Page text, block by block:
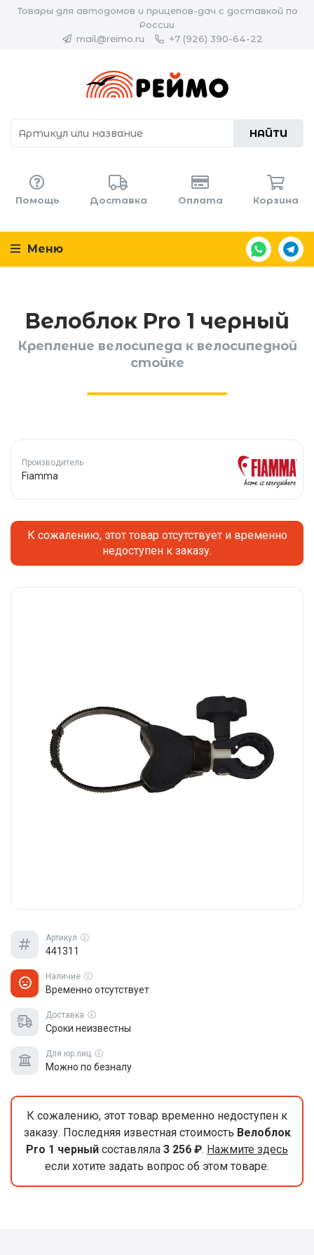
Товары для автодомов и прицепов-дач с доставкой по
России
mail@reimo.ru
+7 (926) 390-64-22
НАЙТИ
Помощь Доставка Оплата Корзина
Меню
Велоблок Pro 1 черный
Крепление велосипеда к велосипедной
стойке
Производитель
Fiamma
К сожалению, этот товар отсутствует и временно
недоступен к заказу.
Артикул
441311
Наличие
Временно отсутствует
Доставка
Сроки неизвестны
Для юр.лиц
Можно по безналу
К сожалению, этот товар временно недоступен к
заказу. Последняя известная стоимость Велоблок
Pro 1 черный составляла 3 256 ₽. Нажмите здесь
если хотите задать вопрос об этом товаре.